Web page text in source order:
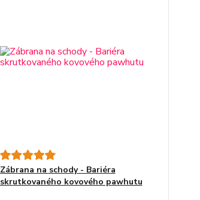
Zábrana na schody - Bariéra
skrutkovaného kovového pawhutu